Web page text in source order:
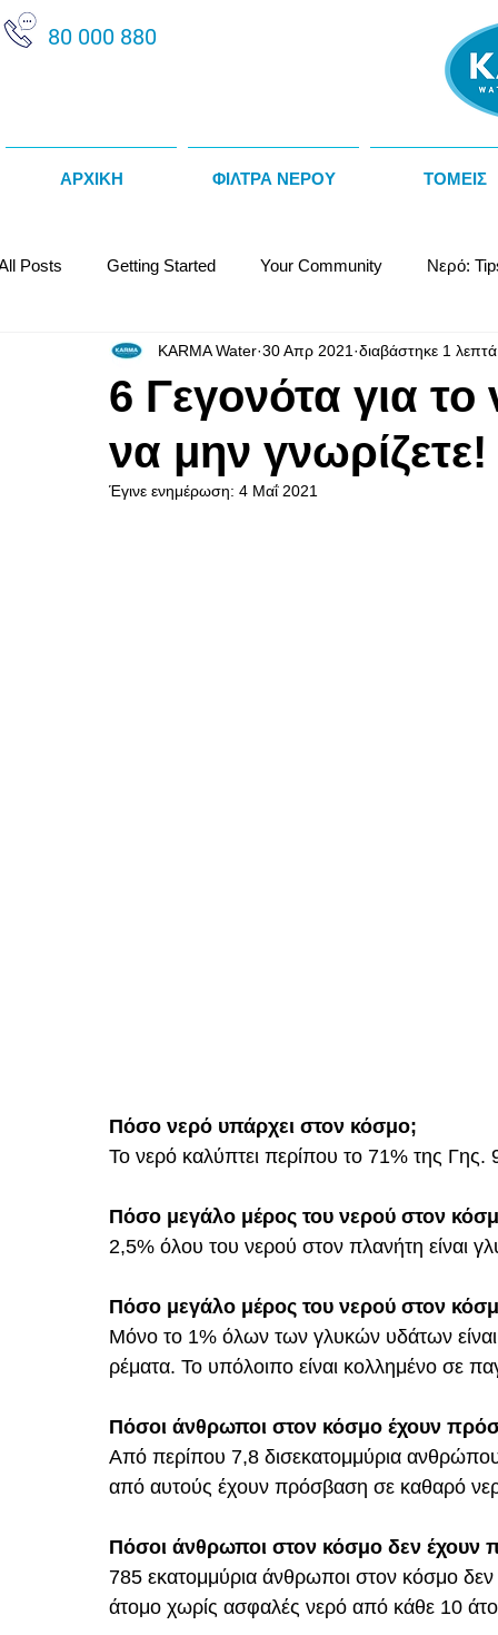
80 000 880
ΑΡΧΙΚΗ ΦΙΛΤΡΑ ΝΕΡΟΥ ΤΟΜΕΙΣ
Posts Getting Started Your Community Νερό:
Κατασκευαστές / Προμηθευτές Θερμοψύκτες Νερού
Αποσκληρυντές Νερού Αλκαλικό Νερό Water
6 Γεγονότα για
να μην γνωρίζετε!
KARMA Water 30 Απρ 2021 διαβάστηκε 1 λεπτά
Έγινε ενημέρωση: 4 Μαΐ 2021
Πόσο νερό υπάρχει στον κόσμο;
Το νερό καλύπτει περίπου το 71% της
Πόσο μεγάλο μέρος του νερού στον
2,5% όλου του νερού στον πλανήτη είναι
Πόσο μεγάλο μέρος του νερού στον
Μόνο το 1% όλων των γλυκών υδάτων
ρέματα. Το υπόλοιπο είναι κολλημένο σε
Πόσοι άνθρωποι στον κόσμο έχουν
Από περίπου 7,8 δισεκατομμύρια
από αυτούς έχουν πρόσβαση σε καθαρό
Πόσοι άνθρωποι στον κόσμο δεν
785 εκατομμύρια άνθρωποι στον κόσμο
άτομο χωρίς ασφαλές νερό από κάθε 10